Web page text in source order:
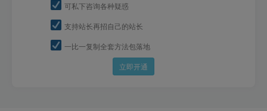
可私下咨询各种疑惑
支持站长再招自己的站长
一比一复制全套方法包落地
立即开通